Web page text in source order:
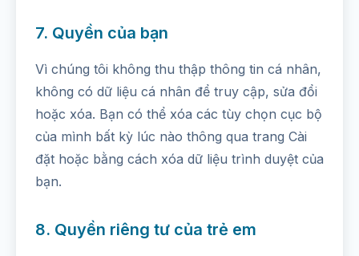
7. Quyền của bạn
Vì chúng tôi không thu thập thông tin cá nhân,
không có dữ liệu cá nhân để truy cập, sửa đổi
hoặc xóa. Bạn có thể xóa các tùy chọn cục bộ
của mình bất kỳ lúc nào thông qua trang Cài
đặt hoặc bằng cách xóa dữ liệu trình duyệt của
bạn.
8. Quyền riêng tư của trẻ em